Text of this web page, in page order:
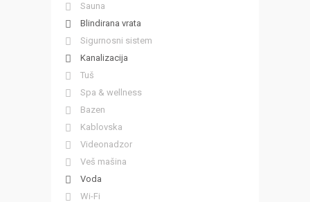
Sauna
Blindirana vrata
Sigurnosni sistem
Kanalizacija
Tuš
Spa & wellness
Bazen
Kablovska
Videonadzor
Veš mašina
Voda
Wi-Fi